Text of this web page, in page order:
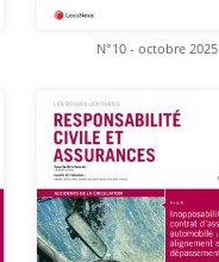
N°10 - octobre 2025